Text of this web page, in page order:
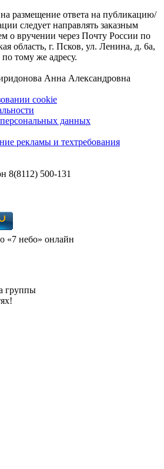
размещение ответа на публикацию/
следует направлять заказным
о вручении через Почту России по
область, г. Псков, ул. Ленина, д. 6а,
тому же адресу.
Анна Александровна
cookie
данных
рекламы и техтребования
8(8112) 500-131
«7 небо» онлайн
группы